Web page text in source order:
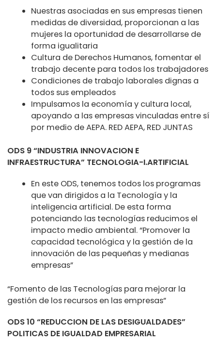
Nuestras asociadas en sus empresas tienen
medidas de diversidad, proporcionan a las
mujeres la oportunidad de desarrollarse de
forma igualitaria
Cultura de Derechos Humanos, fomentar el
trabajo decente para todos los trabajadores
Condiciones de trabajo laborales dignas a
todos sus empleados
Impulsamos la economía y cultura local,
apoyando a las empresas vinculadas entre sí
por medio de AEPA. RED AEPA, RED JUNTAS
ODS 9 “INDUSTRIA INNOVACION E
INFRAESTRUCTURA” TECNOLOGIA-I.ARTIFICIAL
En este ODS, tenemos todos los programas
que van dirigidos a la Tecnología y la
inteligencia artificial. De esta forma
potenciando las tecnologías reducimos el
impacto medio ambiental. “Promover la
capacidad tecnológica y la gestión de la
innovación de las pequeñas y medianas
empresas”
“Fomento de las Tecnologías para mejorar la
gestión de los recursos en las empresas”
ODS 10 “REDUCCION DE LAS DESIGUALDADES”
POLITICAS DE IGUALDAD EMPRESARIAL